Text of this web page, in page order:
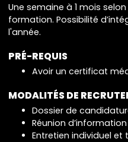
Une semaine à 1 mois
formation. Possibilité
l'année.
PRÉ-REQUIS
Avoir un certificat
MODALITÉS DE
Dossier de
Réunion
Entretien individuel